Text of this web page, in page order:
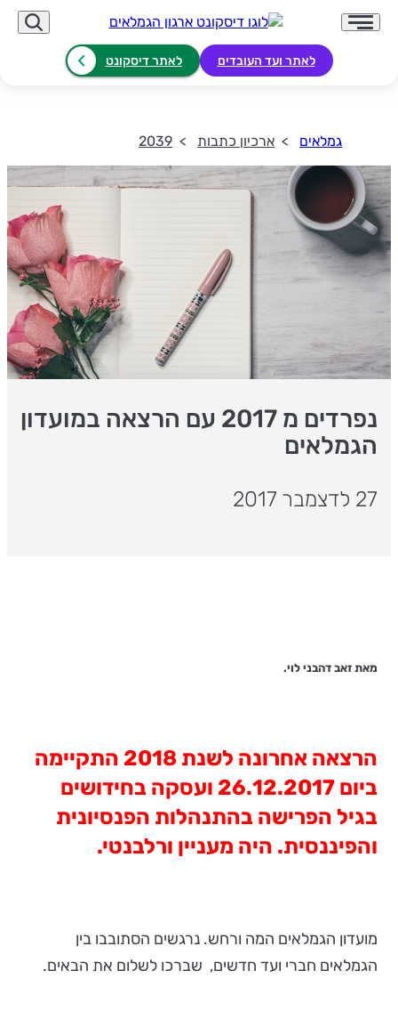
לאתר ועד העובדים לאתר דיסקונט
גמלאים ארכיון כתבות 2039
נפרדים מ 2017 עם הרצאה במועדון
הגמלאים
27 לדצמבר 2017
מאת זאב דהבני לוי.
הרצאה אחרונה לשנת 2018 התקיימה
ביום 26.12.2017 ועסקה בחידושים
בגיל הפרישה בהתנהלות הפנסיונית
והפיננסית. היה מעניין ורלבנטי.
מועדון הגמלאים המה ורחש. נרגשים הסתובבו בין
הגמלאים חברי ועד חדשים, שברכו לשלום את הבאים.